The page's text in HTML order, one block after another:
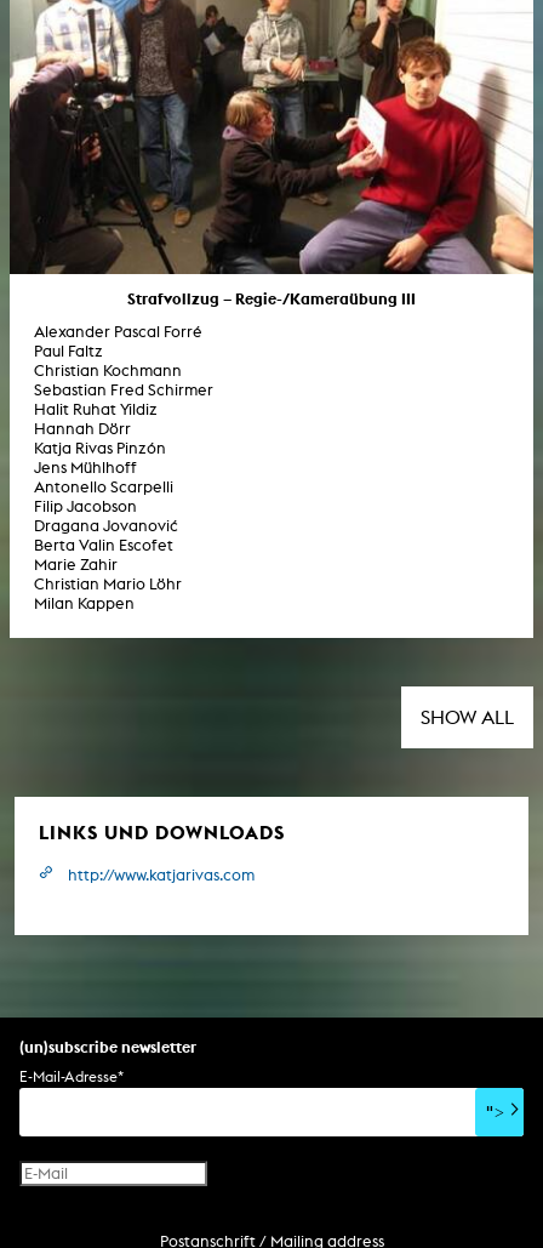
Strafvollzug – Regie-/Kameraübung III
Alexander Pascal Forré
Paul Faltz
Christian Kochmann
Sebastian Fred Schirmer
Halit Ruhat Yildiz
Hannah Dörr
Katja Rivas Pinzón
Jens Mühlhoff
Antonello Scarpelli
Filip Jacobson
Dragana Jovanović
Berta Valin Escofet
Marie Zahir
Christian Mario Löhr
Milan Kappen
SHOW ALL
LINKS UND DOWNLOADS
http://www.katjarivas.com
(un)subscribe newsletter
E-Mail-Adresse*
">
Postanschrift / Mailing address